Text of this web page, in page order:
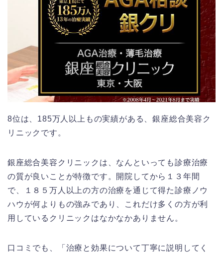
8位は、185万人以上もの実績がある、銀座総合美容ク
リニックです。
銀座総合美容クリニックは、なんといっても診療治療
の質が良いことが特徴です。開院してから１３年間
で、１８５万人以上の方の治療を通じて得た診療ノウ
ハウが何よりもの強みであり、これだけ多くの方が利
用しているクリニックはなかなかありません。
口コミでも、「治療と効果について丁寧に説明してく